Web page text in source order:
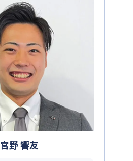
宮野 響友